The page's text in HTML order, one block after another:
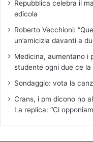
Repubblica celebra il
edicola
Roberto Vecchioni:
un’amicizia davanti a
Medicina, aumentano i
studente ogni due ce la
Sondaggio: vota la
Crans, i pm dicono no
La replica: “Ci